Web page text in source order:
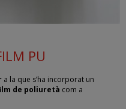
PU
a la que s’ha incorporat un
de poliuretà com a